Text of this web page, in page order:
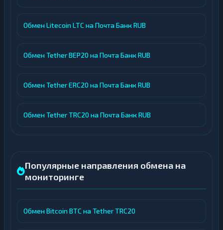
Обмен Litecoin LTC на Почта Банк RUB
Обмен Tether BEP20 на Почта Банк RUB
Обмен Tether ERC20 на Почта Банк RUB
Обмен Tether TRC20 на Почта Банк RUB
Популярные направления обмена на
мониторинге
Обмен Bitcoin BTC на Tether TRC20